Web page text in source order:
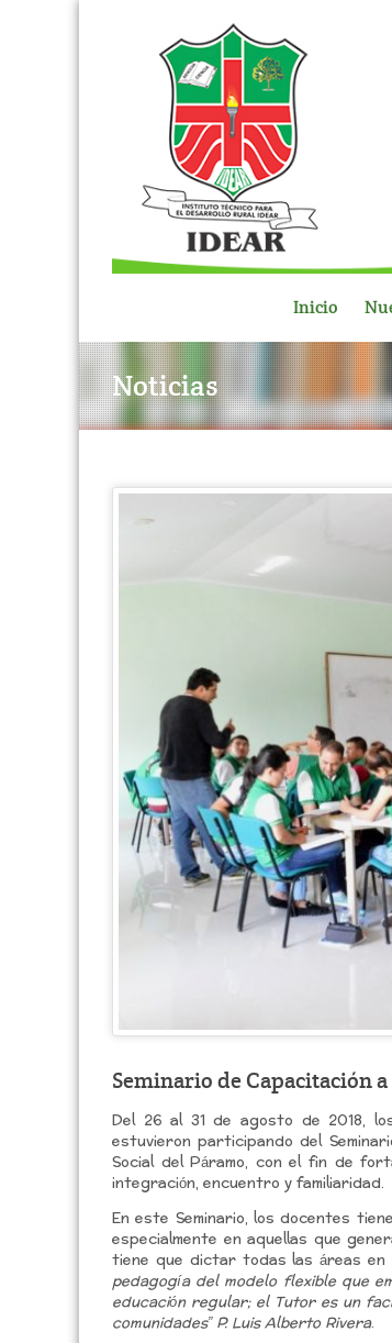
Inicio
Noticias
Seminario de Capacitación
Del 26 al 31 de agosto de 2018,
estuvieron participando del
Social del Páramo, con el fin de
integración, encuentro y familiaridad.
En este Seminario, los docentes
especialmente en aquellas que
tiene que dictar todas las áreas en
pedagogía del modelo flexible que
educación regular; el Tutor es un
comunidades” P. Luis Alberto Rivera.